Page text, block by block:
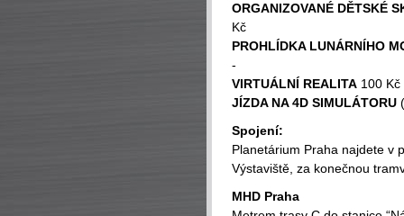
ORGANIZOVANÉ DĚTSKÉ
Kč
PROHLÍDKA LUNÁRNÍHO
-
VIRTUÁLNÍ REALITA 100 Kč
JÍZDA NA 4D SIMULÁTORU
Spojení:
Planetárium Praha najdete v
Výstaviště, za konečnou
MHD Praha